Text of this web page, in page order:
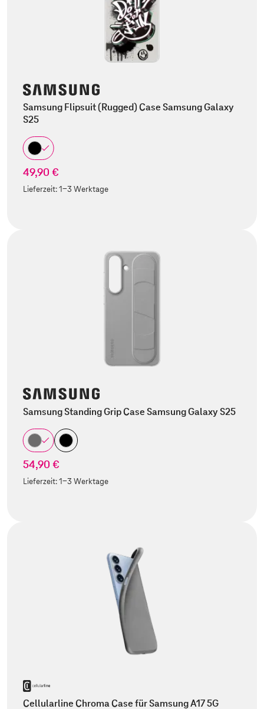
Samsung Flipsuit (Rugged) Case Samsung Galaxy
S25
49,90 €
Lieferzeit:1-3 Werktage
Samsung Standing Grip Case Samsung Galaxy S25
54,90 €
Lieferzeit:1-3 Werktage
Cellularline Chroma Case für Samsung A17 5G